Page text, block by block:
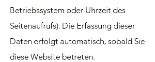
Betriebssystem oder Uhrzeit des
Seitenaufrufs). Die Erfassung dieser
Daten erfolgt automatisch, sobald Sie
diese Website betreten.